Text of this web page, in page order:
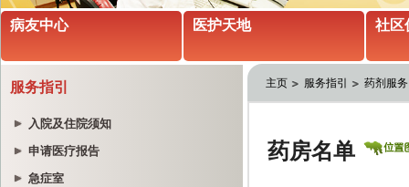
病友中心 医护天地 社区
服务指引
入院及住院须知
申请医疗报告
急症室
主页 服务指引 药剂服务